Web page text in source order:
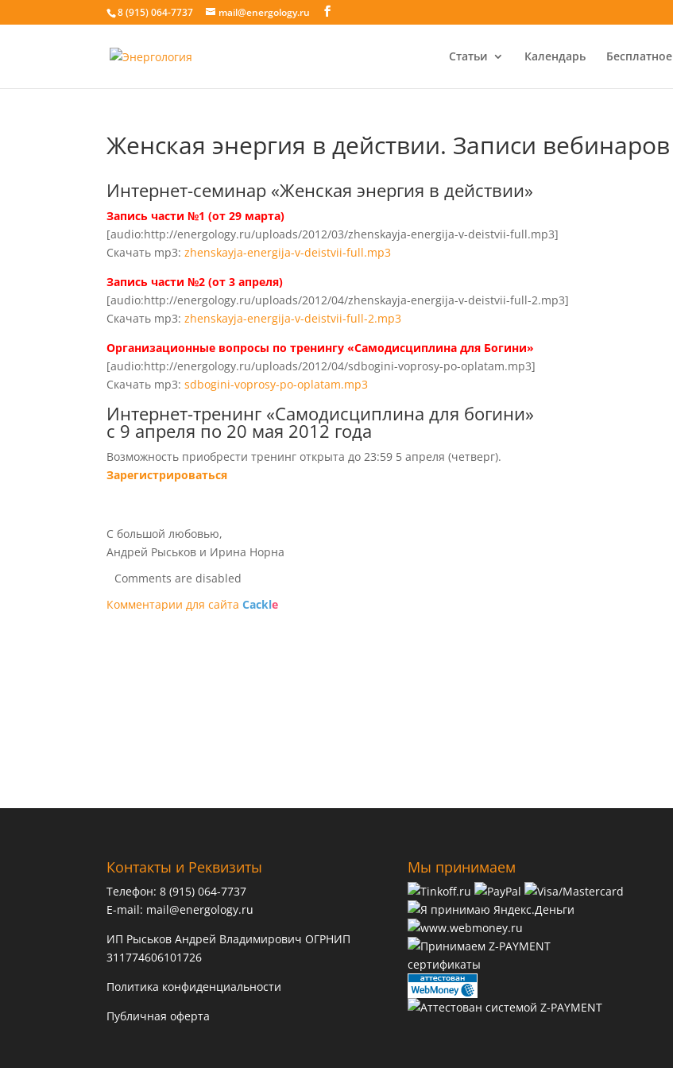
8 (915) 064-7737 mail@energology.ru
Статьи Календарь Бесплатное
Женская энергия в действии. Записи вебинаров
Интернет-семинар «Женская энергия в действии»
Запись части №1 (от 29 марта)
[audio:http://energology.ru/uploads/2012/03/zhenskayja-energija-v-deistvii-full.mp3]
Скачать mp3:zhenskayja-energija-v-deistvii-full.mp3
Запись части №2 (от 3 апреля)
[audio:http://energology.ru/uploads/2012/04/zhenskayja-energija-v-deistvii-full-2.mp3]
Скачать mp3:zhenskayja-energija-v-deistvii-full-2.mp3
Организационные вопросы по тренингу «Самодисциплина для Богини»
[audio:http://energology.ru/uploads/2012/04/sdbogini-voprosy-po-oplatam.mp3]
Скачать mp3:sdbogini-voprosy-po-oplatam.mp3
Интернет-тренинг «Самодисциплина для богини»
с 9 апреля по 20 мая 2012 года
Возможность приобрести тренинг открыта до 23:59 5 апреля (четверг).
Зарегистрироваться
С большой любовью,
Андрей Рыськов и Ирина Норна
Comments are disabled
Комментарии для сайтаCackle
Контакты и Реквизиты
Телефон: 8 (915) 064-7737
E-mail: mail@energology.ru
ИП Рыськов Андрей Владимирович ОГРНИП
311774606101726
Политика конфиденциальности
Публичная оферта
Мы принимаем
сертификаты